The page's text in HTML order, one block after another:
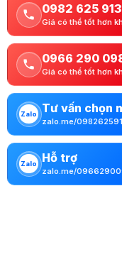
0982 625 913
Giá có thể tốt hơn
0966 290
Giá có thể tốt hơn
Zalo Tư vấn chọn
zalo.me/
Zalo Hỗ trợ
zalo.me/